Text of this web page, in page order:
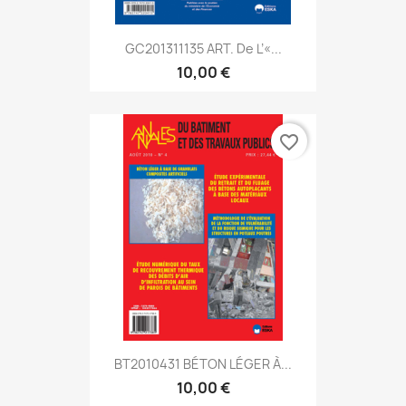
GC201311135 ART. De L’«...
10,00 €
BT2010431 BÉTON LÉGER À...
10,00 €
favorite_border